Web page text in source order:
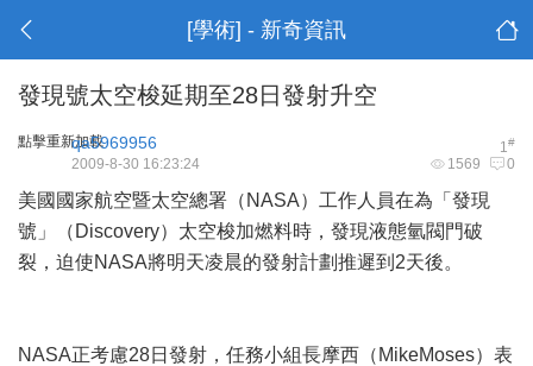
[學術] - 新奇資訊
發現號太空梭延期至28日發射升空
點擊重新加載 1#
qa5969956
1569 0
2009-8-30 16:23:24
美國國家航空暨太空總署（NASA）工作人員在為「發現
號」（Discovery）太空梭加燃料時，發現液態氫閥門破
裂，迫使NASA將明天凌晨的發射計劃推遲到2天後。
NASA正考慮28日發射，任務小組長摩西（MikeMoses）表